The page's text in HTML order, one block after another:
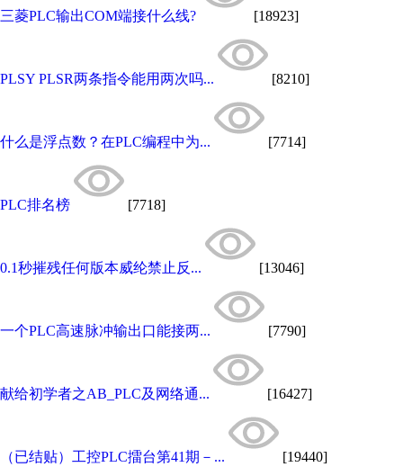
三菱PLC输出COM端接什么线? [18923]
PLSY PLSR两条指令能用两次吗... [8210]
什么是浮点数？在PLC编程中为... [7714]
PLC排名榜 [7718]
0.1秒摧残任何版本威纶禁止反... [13046]
一个PLC高速脉冲输出口能接两... [7790]
献给初学者之AB_PLC及网络通... [16427]
（已结贴）工控PLC擂台第41期－... [19440]